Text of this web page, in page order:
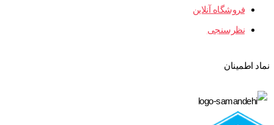
فروشگاه آنلاین
نظرسنجی
نماد اطمینان